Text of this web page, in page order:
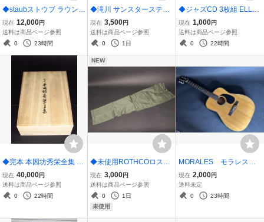
◆staubストウブ ラウンド
ココット 22cm 鋳物ホー
ロー 両手鍋 牡牛
現在 12,000円
送料は商品ページ参照
0
23時間
◆滝川 サンスターステン
レス 紫外線消毒器 U-V C
UBIC TG-8310B 60Hz
現在 3,500円
送料は商品ページ参照
0
1日
◆ジャズCD 3枚組 ELLA
FITZGERALD First Lady o
f Song エラ・フィッツジ
ェラルド 国内盤
現在 1,000円
送料は商品ページ参照
0
22時間
◆完本 本因坊秀栄全集 全
四巻 誠文堂新光社
現在 40,000円
送料は商品ページ参照
0
22時間
NEW
◆未使用ROTHCOロスコ
カーゴパンツ 7838 Sサイ
ズ
現在 3,000円
送料は商品ページ参照
0
1日
未使用
MORALES モラレス
フォークギター 130
現在 2,000円
送料未定
0
23時間